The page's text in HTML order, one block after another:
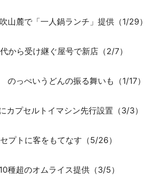
麓で「一人鍋ランチ」提供（1/29）
ら受け継ぐ屋号で新店（2/7）
っぺいうどんの振る舞いも（1/17）
プセルトイマシン先行設置（3/3）
トに客をもてなす（5/26）
超のオムライス提供（3/5）